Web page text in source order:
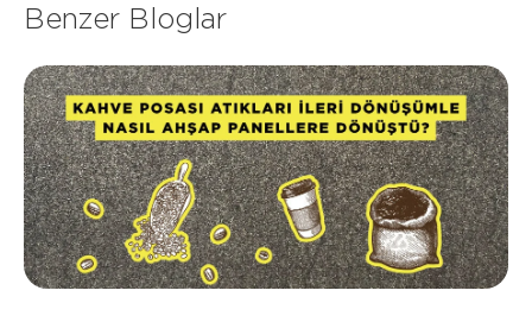
Benzer Bloglar